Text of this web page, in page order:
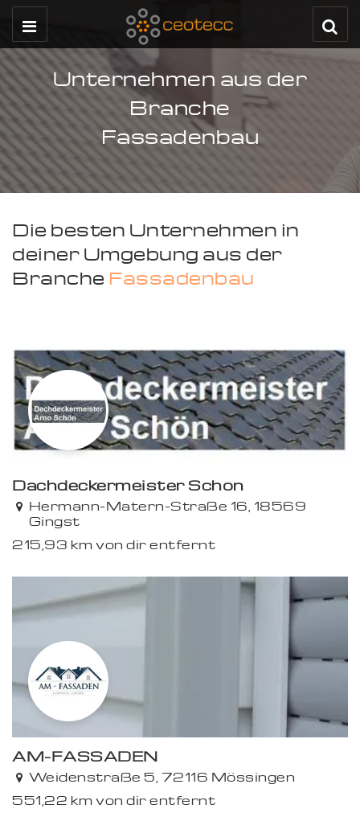
Unternehmen aus der
Branche
Fassadenbau
Die besten Unternehmen in
deiner Umgebung aus der
Branche Fassadenbau
Premium
Dachdeckermeister Schön
Hermann-Matern-Straße 16, 18569
Gingst
215,93 km von dir entfernt
Premium
AM-FASSADEN
Weidenstraße 5, 72116 Mössingen
551,22 km von dir entfernt